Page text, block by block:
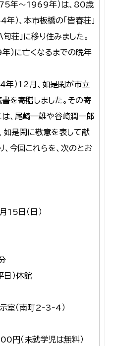
年～1969年）は、80歳
）、本市板橋の「皆春荘」
荘」に移り住みました。
）に亡くなるまでの晩年
）12月、如是閑が市立
を寄贈しました。その寄
、尾崎一雄や谷崎潤一郎
如是閑に敬意を表して献
今回これらを、次のとお
15日（日）
）休館
室（南町2‐3‐4）
円（未就学児は無料）